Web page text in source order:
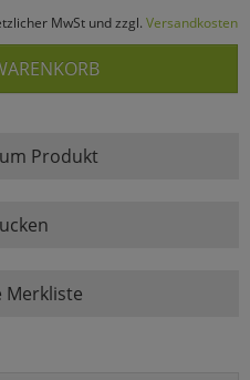
MwSt und zzgl. Versandkosten
Produkt
zu Haupptseite